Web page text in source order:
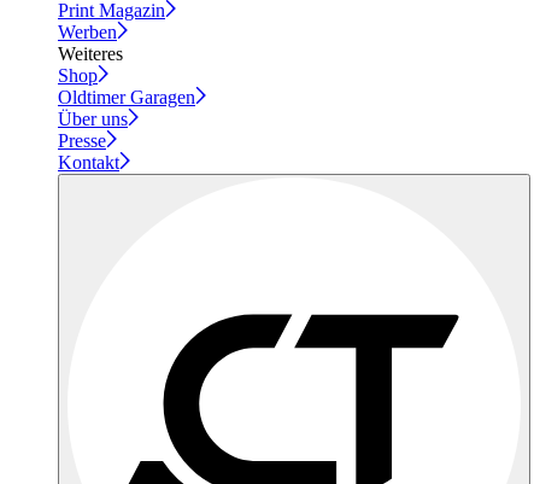
Print Magazin
Werben
Weiteres
Shop
Oldtimer Garagen
Über uns
Presse
Kontakt